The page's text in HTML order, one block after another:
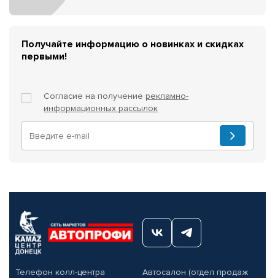
Получайте информацию о новинках и скидках
первыми!
Согласие на получение рекламно-
информационных рассылок
Телефон колл-центра
Автосалон (отдел продаж